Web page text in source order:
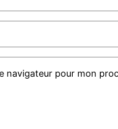
navigateur pour mon